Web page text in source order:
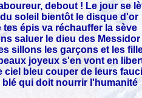
debout ! Le jour se
du soleil bientôt le disque d'or
tes épis va réchauffer la sève
saluer le dieu des Messidor
sillons les garçons et les
joyeux s'en vont en
ciel bleu couper de leurs
blé qui doit nourrir l'humanité